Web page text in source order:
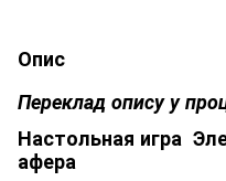
Опис
Переклад опису у
Настольная игра
афера